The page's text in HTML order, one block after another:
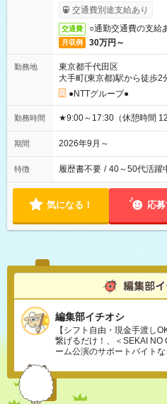
交通費別途支給あり
交通費 ○通勤交通費の支給
月収例 30万円～
勤務地
東京都千代田区
大手町(東京都)駅から徒歩2
●NTTグループ●
勤務時間 ★9:00～17:30（休憩時間
期間 2026年9月～
特徴 履歴書不要 / 40～50代活躍
気になる！ 応
編集部イチオシ
【シフト自由・現金手渡し
繋げるだけ！、＜SEKAI NO
ーム公演のサポートバイト